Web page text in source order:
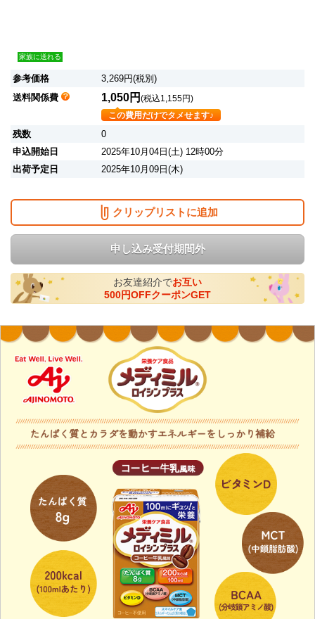
家族に送れる
参考価格
3,269円(税別)
送料関係費
1,050円 (税込1,155円)
この費用だけでタメせます♪
残数
0
申込開始日
2025年10月04日(土) 12時00分
出荷予定日
2025年10月09日(木)
クリップリストに追加
申し込み受付期間外
お友達紹介でお互い
500円OFFクーポンGET